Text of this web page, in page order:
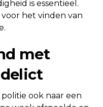
is essentieel.
het vinden van
met
ook naar een